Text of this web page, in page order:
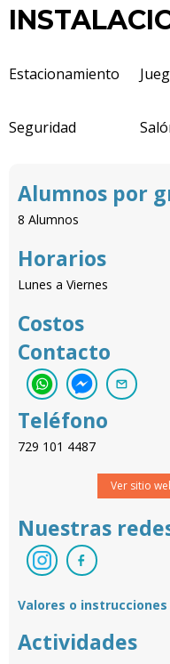
Estacionamiento
Seguridad
Alumnos por
8 Alumnos
Horarios
Lunes a Viernes
Costos
Contacto
Teléfono
729 101 4487
Ver sitio
Nuestras
Valores o
Actividades